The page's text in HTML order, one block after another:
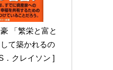
「繁栄と富と
て築かれるの
．クレイソン ]